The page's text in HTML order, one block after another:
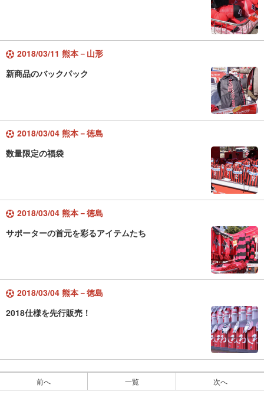
2018/03/11 熊本－山形
新商品のバックパック
2018/03/04 熊本－徳島
数量限定の福袋
2018/03/04 熊本－徳島
サポーターの首元を彩るアイテムたち
2018/03/04 熊本－徳島
2018仕様を先行販売！
前へ 一覧 次へ